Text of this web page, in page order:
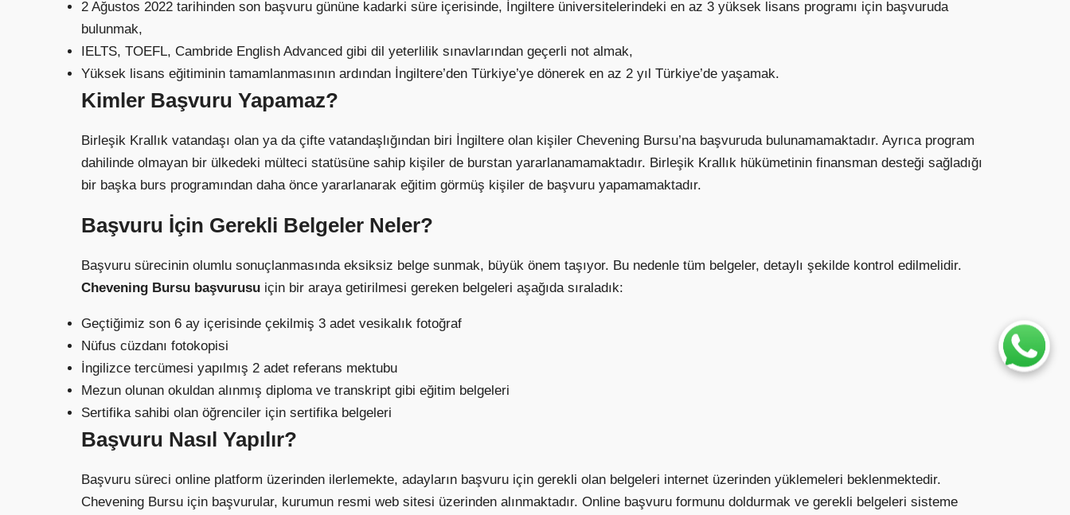
2 Ağustos 2022 tarihinden son başvuru gününe kadarki süre içerisinde, İngiltere üniversitelerindeki en az 3 yüksek lisans programı için başvuruda
bulunmak,
IELTS, TOEFL, Cambride English Advanced gibi dil yeterlilik sınavlarından geçerli not almak,
Yüksek lisans eğitiminin tamamlanmasının ardından İngiltere’den Türkiye’ye dönerek en az 2 yıl Türkiye’de yaşamak.
Kimler Başvuru Yapamaz?
Birleşik Krallık vatandaşı olan ya da çifte vatandaşlığından biri İngiltere olan kişiler Chevening Bursu’na başvuruda bulunamamaktadır. Ayrıca program
dahilinde olmayan bir ülkedeki mülteci statüsüne sahip kişiler de burstan yararlanamamaktadır. Birleşik Krallık hükümetinin finansman desteği sağladığı
bir başka burs programından daha önce yararlanarak eğitim görmüş kişiler de başvuru yapamamaktadır.
Başvuru İçin Gerekli Belgeler Neler?
Başvuru sürecinin olumlu sonuçlanmasında eksiksiz belge sunmak, büyük önem taşıyor. Bu nedenle tüm belgeler, detaylı şekilde kontrol edilmelidir.
Chevening Bursu başvurusu için bir araya getirilmesi gereken belgeleri aşağıda sıraladık:
Geçtiğimiz son 6 ay içerisinde çekilmiş 3 adet vesikalık fotoğraf
Nüfus cüzdanı fotokopisi
İngilizce tercümesi yapılmış 2 adet referans mektubu
Mezun olunan okuldan alınmış diploma ve transkript gibi eğitim belgeleri
Sertifika sahibi olan öğrenciler için sertifika belgeleri
Başvuru Nasıl Yapılır?
Başvuru süreci online platform üzerinden ilerlemekte, adayların başvuru için gerekli olan belgeleri internet üzerinden yüklemeleri beklenmektedir.
Chevening Bursu için başvurular, kurumun resmi web sitesi üzerinden alınmaktadır. Online başvuru formunu doldurmak ve gerekli belgeleri sisteme